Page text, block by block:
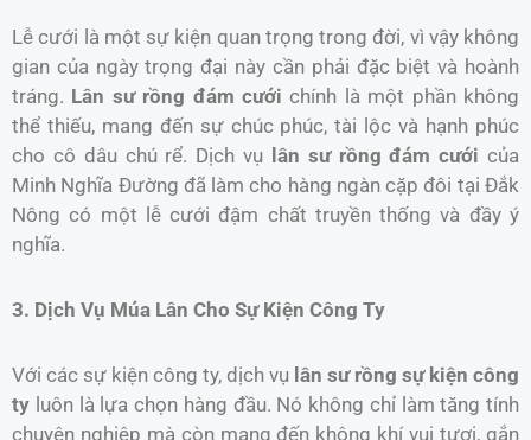
Lễ cưới là một sự kiện quan trọng trong đời, vì vậy không
gian của ngày trọng đại này cần phải đặc biệt và hoành
tráng. Lân sư rồng đám cưới chính là một phần không
thể thiếu, mang đến sự chúc phúc, tài lộc và hạnh phúc
cho cô dâu chú rể. Dịch vụ lân sư rồng đám cưới của
Minh Nghĩa Đường đã làm cho hàng ngàn cặp đôi tại Đắk
Nông có một lễ cưới đậm chất truyền thống và đầy ý
nghĩa.
3. Dịch Vụ Múa Lân Cho Sự Kiện Công Ty
Với các sự kiện công ty, dịch vụ lân sư rồng sự kiện công
ty luôn là lựa chọn hàng đầu. Nó không chỉ làm tăng tính
chuyên nghiệp mà còn mang đến không khí vui tươi, gắn